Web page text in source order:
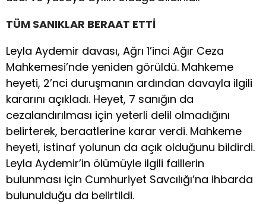
TÜM SANIKLAR BERAAT ETTİ
Leyla Aydemir davası, Ağrı 1’inci Ağır Ceza
Mahkemesi’nde yeniden görüldü. Mahkeme
heyeti, 2’nci duruşmanın ardından davayla ilgili
kararını açıkladı. Heyet, 7 sanığın da
cezalandırılması için yeterli delil olmadığını
belirterek, beraatlerine karar verdi. Mahkeme
heyeti, istinaf yolunun da açık olduğunu bildirdi.
Leyla Aydemir’in ölümüyle ilgili faillerin
bulunması için Cumhuriyet Savcılığı’na ihbarda
bulunulduğu da belirtildi.